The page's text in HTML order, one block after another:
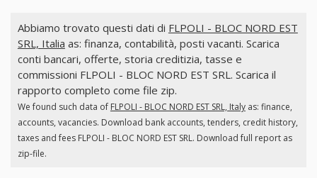
Abbiamo trovato questi dati di FLPOLI - BLOC NORD EST
SRL, Italia as: finanza, contabilità, posti vacanti. Scarica
conti bancari, offerte, storia creditizia, tasse e
commissioni FLPOLI - BLOC NORD EST SRL. Scarica il
rapporto completo come file zip.
We found such data of FLPOLI - BLOC NORD EST SRL, Italyas: finance,
accounts, vacancies. Download bank accounts, tenders, credit history,
taxes and fees FLPOLI - BLOC NORD EST SRL. Download full report as
zip-file.